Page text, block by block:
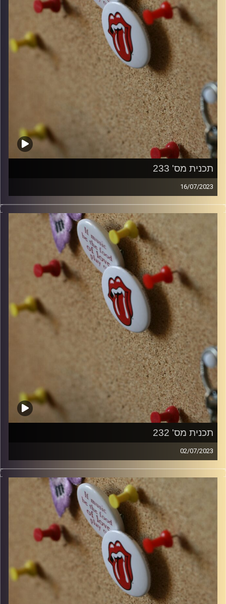
תכנית מס' 233
16/07/2023
קלאסיקות רוק עם אורן הוף.
włodi
תכנית מס' 232
02/07/2023
קלאסיקות רוק עם אורן הוף.
włodi